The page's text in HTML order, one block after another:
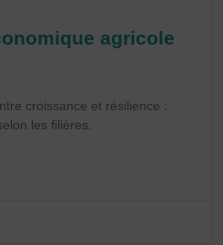
agricole
croissance et résilience :
les filières.